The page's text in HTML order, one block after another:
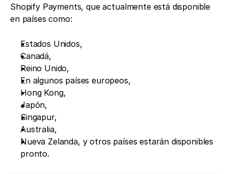
Shopify Payments, que actualmente está disponible
en países como:
Estados Unidos,
Canadá,
Reino Unido,
En algunos países europeos,
Hong Kong,
Japón,
Singapur,
Australia,
Nueva Zelanda, y otros países estarán disponibles
pronto.